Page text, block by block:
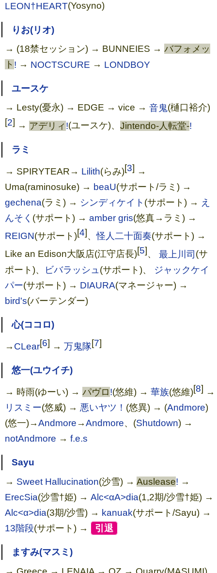
LEON†HEART(Yosyno)
りお(リオ)
→ (18禁セッション) → BUNNEIES →バフォメッ
ト ! → NOCTSCURE → LONDBOY
ユースケ
→ Lesty(憂永) → EDGE → vice →音鬼(樋口裕介)
[2] → アデリィ !(ユースケ)、Jintendo-人転堂-!
ラミ
→ SPIRYTEAR→ Lilith(らみ)[3] →
Uma(raminosuke) → beaU(サポート/ラミ) →
gechena(ラミ) → シンディケイト (サポート) → え
んそく (サポート) →amber gris(悠真→ラミ) →
REIGN(サポート)[4]、怪人二十面奏(サポート) →
Like an Edison大阪店(江守店長)[5]、最上川司(サ
ポート)、
ビバラッシュ (サポート)、 ジャックケイ
パー(サポート) → DIAURA(マネージャー) →
bird's(バーテンダー)
心(ココロ)
→ CLear[6] →万鬼隊[7]
悠一(ユウイチ)
→ 時雨(ゆーい) →パヴロ!(悠維) →華族(悠維)[8] →
リスミー(悠威) → 悪いヤツ！ (悠異) → (Andmore)
(悠一)→Andmore→Andmore、(Shutdown) →
notAndmore →f.e.s
Sayu
→ Sweet Hallucination(沙雪) →Auslease! →
ErecSia(沙雪†姫) →Alc<αA>dia(1,2期/沙雪†姫) →
Alc<α>dia(3期/沙雪) → kanuak(サポート/Sayu) →
13階段(サポート) → 引退
ますみ(マスミ)